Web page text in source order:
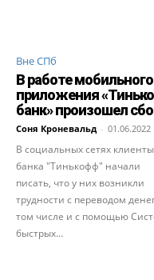
Вне СПб
В работе мобильного
приложения
банк» произошел
Соня Кроневальд - 01.06.2022
В социальных сетях клиенты
банка "Тинькофф" начали
писать, что у них возникли
трудности с переводом
том числе и с помощью
быстрых...